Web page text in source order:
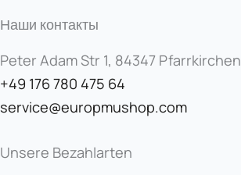
Наши контакты
Peter Adam Str 1, 84347 Pfarrkirchen
+49 176 780 475 64
service@europmushop.com
Unsere Bezahlarten